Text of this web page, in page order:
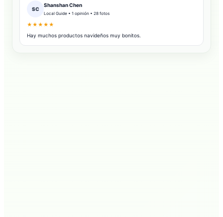
SC
Shanshan Chen
Local Guide • 1 opinión • 28 fotos
★★★★★
Hay muchos productos navideños muy bonitos.